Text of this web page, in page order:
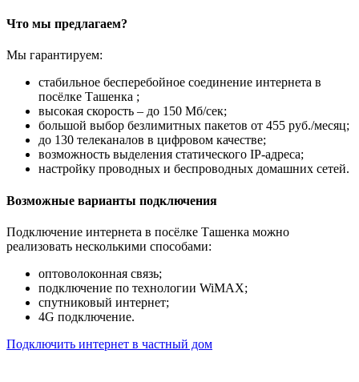
Что мы предлагаем?
Мы гарантируем:
стабильное бесперебойное соединение интернета в
посёлке Ташенка ;
высокая скорость – до 150 Мб/сек;
большой выбор безлимитных пакетов от 455 руб./месяц;
до 130 телеканалов в цифровом качестве;
возможность выделения статического IP-адреса;
настройку проводных и беспроводных домашних сетей.
Возможные варианты подключения
Подключение интернета в посёлке Ташенка можно
реализовать несколькими способами:
оптоволоконная связь;
подключение по технологии WiMAX;
спутниковый интернет;
4G подключение.
Подключить интернет в частный дом